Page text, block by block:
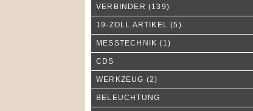
VERBINDER (139)
19-ZOLL ARTIKEL (5)
MESSTECHNIK (1)
CDS
WERKZEUG (2)
BELEUCHTUNG